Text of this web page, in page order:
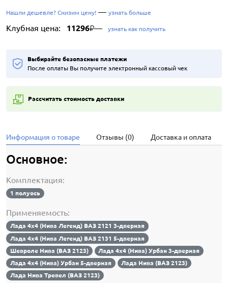
Нашли дешевле? Снизим цену! — узнать больше
Клубная цена: 11296₽— узнать как получить
Выбирайте безопасные платежи
После оплаты Вы получите электронный кассовый чек
Рассчитать стоимость доставки
Информация о товаре Отзывы (0) Доставка и оплата
Основное:
Комплектация:
1 полуось
Применяемость:
Лада 4х4 (Нива Легенд) ВАЗ 2121 3-дверная
Лада 4х4 (Нива Легенд) ВАЗ 2131 5-дверная
Шевроле Нива (ВАЗ 2123)
Лада 4х4 (Нива) Урбан 3-дверная
Лада 4х4 (Нива) Урбан 5-дверная
Лада Нива (ВАЗ 2123)
Лада Нива Тревел (ВАЗ 2123)